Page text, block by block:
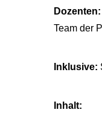
Dozenten:
Team der
Inklusive:
Inhalt: